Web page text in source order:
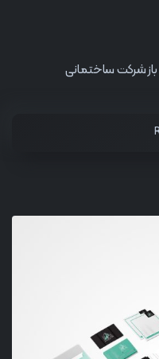
باز شرکت ساختمانی